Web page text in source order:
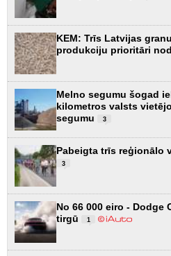
KEM: Trīs Latvijas
produkciju prioritāri
Melno segumu šogad
kilometros valsts
segumu
3
Pabeigta trīs reģionālo
3
No 66 000 eiro - Dodge
tirgū
1